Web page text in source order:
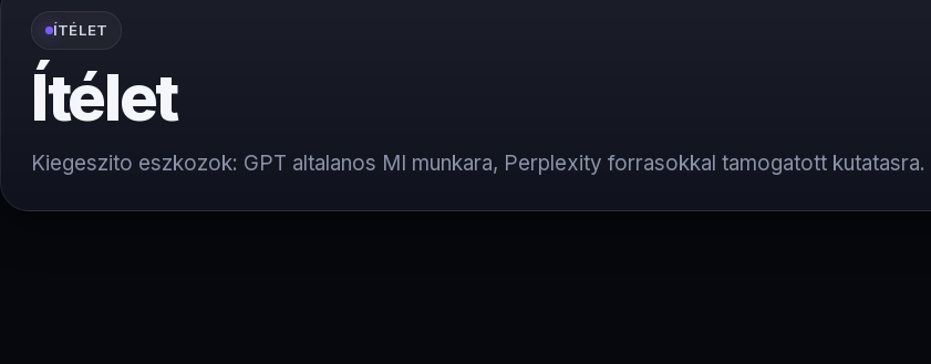
ÍTÉLET
Ítélet
Kiegeszito eszkozok: GPT altalanos MI munkara, Perplexity forrasokkal tamogatott kutatasra.